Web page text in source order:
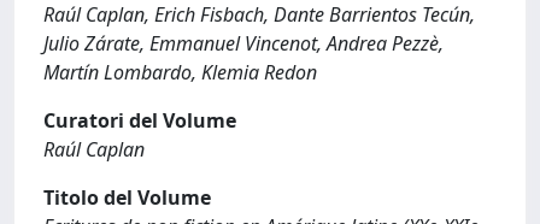
Raúl Caplan, Erich Fisbach, Dante Barrientos Tecún,
Julio Zárate, Emmanuel Vincenot, Andrea Pezzè,
Martín Lombardo, Klemia Redon
Curatori del Volume
Raúl Caplan
Titolo del Volume